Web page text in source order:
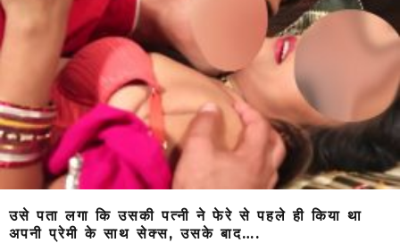
उसे पता लगा कि उसकी पत्नी ने फेरे से पहले ही किया था
अपनी प्रेमी के साथ सेक्स, उसके बाद….